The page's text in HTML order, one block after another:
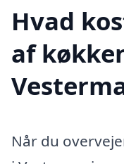
Hvad
af
Når du